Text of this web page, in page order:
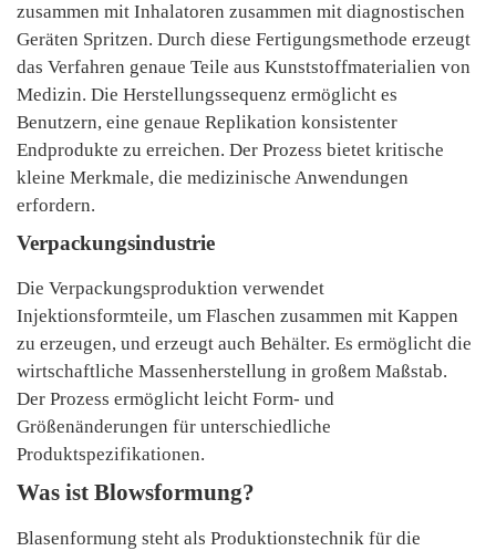
zusammen mit Inhalatoren zusammen mit diagnostischen
Geräten Spritzen. Durch diese Fertigungsmethode erzeugt
das Verfahren genaue Teile aus Kunststoffmaterialien von
Medizin. Die Herstellungssequenz ermöglicht es
Benutzern, eine genaue Replikation konsistenter
Endprodukte zu erreichen. Der Prozess bietet kritische
kleine Merkmale, die medizinische Anwendungen
erfordern.
Verpackungsindustrie
Die Verpackungsproduktion verwendet
Injektionsformteile, um Flaschen zusammen mit Kappen
zu erzeugen, und erzeugt auch Behälter. Es ermöglicht die
wirtschaftliche Massenherstellung in großem Maßstab.
Der Prozess ermöglicht leicht Form- und
Größenänderungen für unterschiedliche
Produktspezifikationen.
Was ist Blowsformung?
Blasenformung steht als Produktionstechnik für die